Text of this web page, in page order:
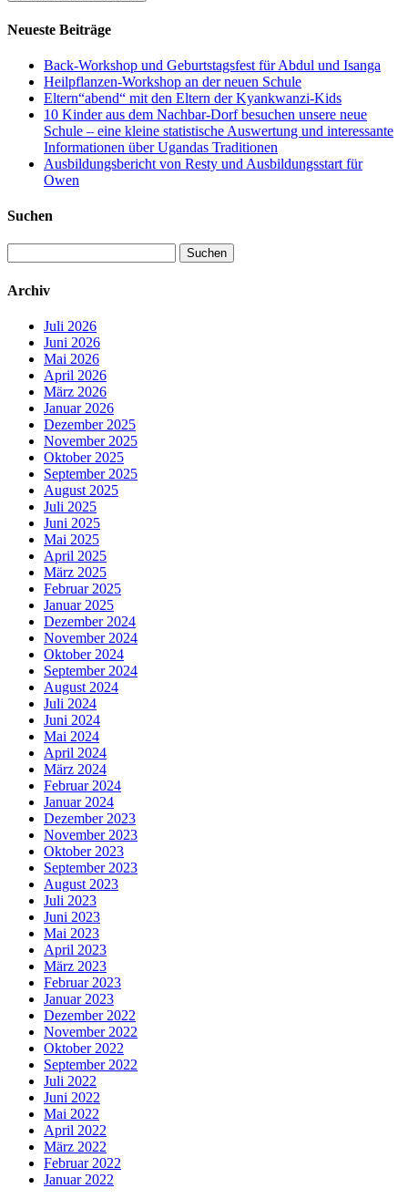
Neueste Beiträge
Back-Workshop und Geburtstagsfest für Abdul und Isanga
Heilpflanzen-Workshop an der neuen Schule
Eltern“abend“ mit den Eltern der Kyankwanzi-Kids
10 Kinder aus dem Nachbar-Dorf besuchen unsere neue
Schule – eine kleine statistische Auswertung und interessante
Informationen über Ugandas Traditionen
Ausbildungsbericht von Resty und Ausbildungsstart für
Owen
Suchen
nach:
Archiv
Juli 2026
Juni 2026
Mai 2026
April 2026
März 2026
Januar 2026
Dezember 2025
November 2025
Oktober 2025
September 2025
August 2025
Juli 2025
Juni 2025
Mai 2025
April 2025
März 2025
Februar 2025
Januar 2025
Dezember 2024
November 2024
Oktober 2024
September 2024
August 2024
Juli 2024
Juni 2024
Mai 2024
April 2024
März 2024
Februar 2024
Januar 2024
Dezember 2023
November 2023
Oktober 2023
September 2023
August 2023
Juli 2023
Juni 2023
Mai 2023
April 2023
März 2023
Februar 2023
Januar 2023
Dezember 2022
November 2022
Oktober 2022
September 2022
Juli 2022
Juni 2022
Mai 2022
April 2022
März 2022
Februar 2022
Januar 2022